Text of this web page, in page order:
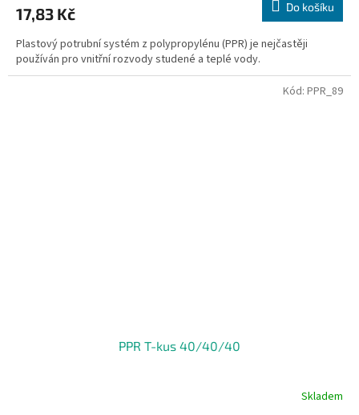
17,83 Kč Do košíku
Plastový potrubní systém z polypropylénu (PPR) je nejčastěji
používán pro vnitřní rozvody studené a teplé vody.
PPR T-kus 40/40/40
Skladem
Kód: PPR_89